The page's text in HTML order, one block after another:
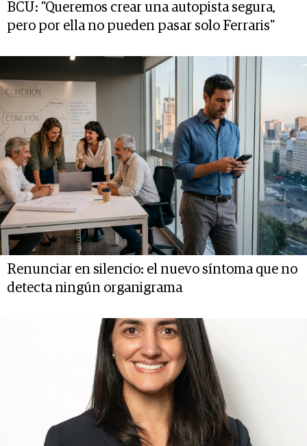
BCU: "Queremos crear una autopista segura,
pero por ella no pueden pasar solo Ferraris"
Renunciar en silencio: el nuevo síntoma que no
detecta ningún organigrama